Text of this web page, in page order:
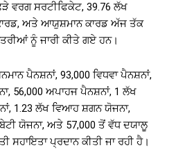
ਵਰਗ ਸਰਟੀਫਿਕੇਟ, 39.76 ਲੱਖ
ਅਤੇ ਆਯੁਸ਼ਮਾਨ ਕਾਰਡ ਅੱਜ ਤੱਕ
ਨੂੰ ਜਾਰੀ ਕੀਤੇ ਗਏ ਹਨ।
ਪੈਨਸ਼ਨਾਂ, 93,000 ਵਿਧਵਾ ਪੈਨਸ਼ਨਾਂ,
56,000 ਅਪਾਹਜ ਪੈਨਸ਼ਨਾਂ, 1 ਲੱਖ
1.23 ਲੱਖ ਵਿਆਹ ਸ਼ਗਨ ਯੋਜਨਾ,
ਯੋਜਨਾ, ਅਤੇ 57,000 ਤੋਂ ਵੱਧ ਦਯਾਲੂ
ਸਹਾਇਤਾ ਪ੍ਰਦਾਨ ਕੀਤੀ ਜਾ ਰਹੀ ਹੈ।